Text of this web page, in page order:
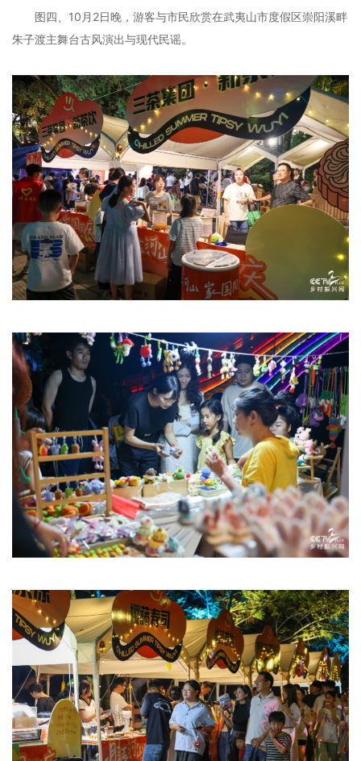
图四、10月2日晚，游客与市民欣赏在武夷山市度假区崇阳溪畔
朱子渡主舞台古风演出与现代民谣。